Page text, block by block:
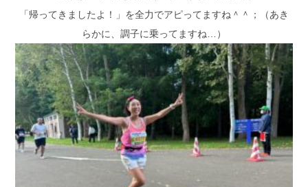
「帰ってきましたよ！」を全力でアピってますね＾＾；（あき
らかに、調子に乗ってますね…）